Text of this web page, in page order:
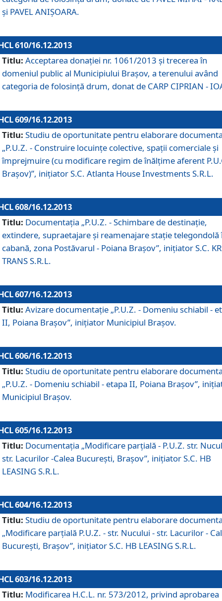
şi PAVEL ANIŞOARA.
610/16.12.2013
Titlu: Acceptarea donaţiei nr. 1061/2013 şi trecerea în
domeniul public al Municipiului Braşov, a terenului având
categoria de folosinţă drum, donat de CARP CIPRIAN -
609/16.12.2013
Titlu: Studiu de oportunitate pentru elaborare
„P.U.Z. - Construire locuinţe colective, spaţii comerciale şi
împrejmuire (cu modificare regim de înălţime aferent
Braşov)”, iniţiator S.C. Atlanta House Investments S.R.L.
608/16.12.2013
Titlu: Documentaţia „P.U.Z. - Schimbare de destinaţie,
extindere, supraetajare şi reamenajare staţie telegondolă
cabană, zona Postăvarul - Poiana Braşov”, iniţiator S.C.
TRANS S.R.L.
607/16.12.2013
Titlu: Avizare documentaţie „P.U.Z. - Domeniu schiabil -
II, Poiana Braşov”, iniţiator Municipiul Braşov.
606/16.12.2013
Titlu: Studiu de oportunitate pentru elaborare
„P.U.Z. - Domeniu schiabil - etapa II, Poiana Braşov”,
Municipiul Braşov.
605/16.12.2013
Titlu: Documentaţia „Modificare parţială - P.U.Z. str.
str. Lacurilor -Calea Bucureşti, Braşov”, iniţiator S.C. HB
LEASING S.R.L.
604/16.12.2013
Titlu: Studiu de oportunitate pentru elaborare
„Modificare parţială P.U.Z. - str. Nucului - str. Lacurilor -
Bucureşti, Braşov”, iniţiator S.C. HB LEASING S.R.L.
603/16.12.2013
Titlu: Modificarea H.C.L. nr. 573/2012, privind aprobarea